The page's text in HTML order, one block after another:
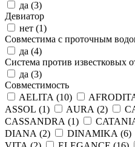
да (3)
Девиатор
нет (1)
Совместима с проточным
да (4)
Система против известковых
да (3)
Совместимость
AELITA (10)
ASSOL (1) AURA (2)
CASSANDRA (1)
DIANA (2) DINAMIKA (6)